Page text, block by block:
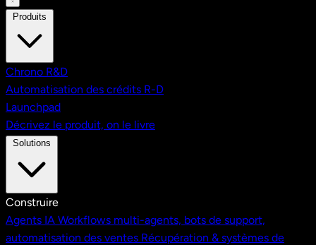
Chrono R&D
Automatisation des crédits R-D
Launchpad
Décrivez le produit, on le livre
Construire
Agents IA Workflows multi-agents, bots de support,
automatisation des ventes Récupération & systèmes de